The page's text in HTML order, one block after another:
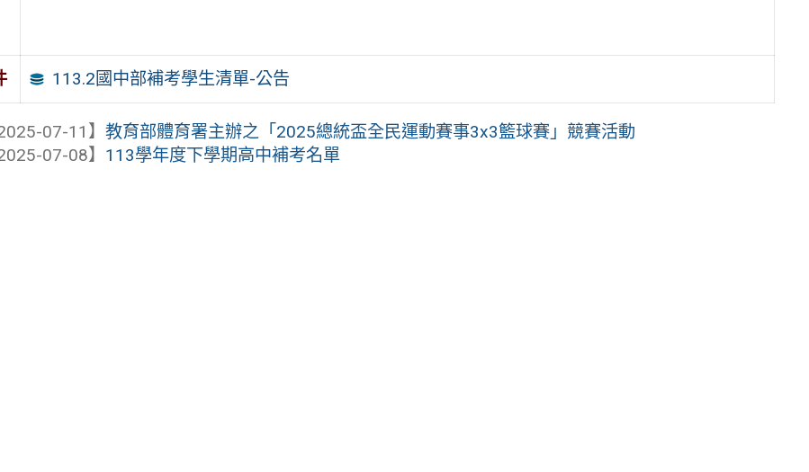
113.2國中部補考學生清單-公告
2025-07-11】教育部體育署主辦之「2025總統盃全民運動賽事3x3籃球賽」競賽活動
2025-07-08】 113學年度下學期高中補考名單